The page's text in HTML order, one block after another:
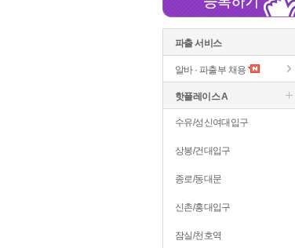
파출 서비스
알바 · 파출부 채용
핫플레이스 A
수유/성신여대입구
상봉/건대입구
종로/동대문
신촌/홍대입구
잠실/천호역